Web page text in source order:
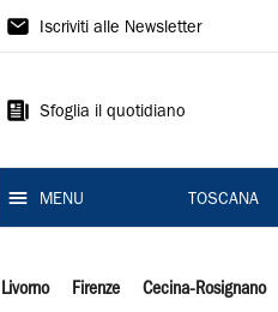
Il
Iscriviti alle Newsletter
Sfoglia il quotidiano
MENU TOSCANA
Livorno Firenze Cecina-Rosignano